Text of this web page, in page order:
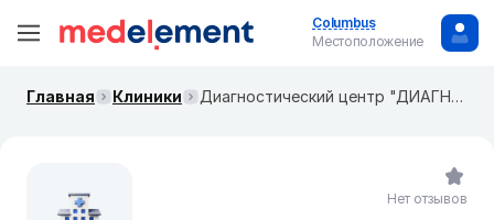
Columbus
Местоположение
Главная Клиники Диагностический центр "ДИАГНОСТИКА.РУ"
Нет отзывов